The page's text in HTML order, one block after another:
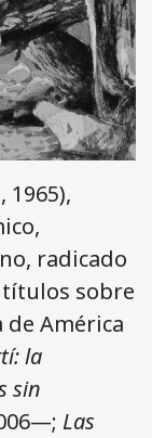
1965),
radicado
títulos sobre
América
la
sin
Las